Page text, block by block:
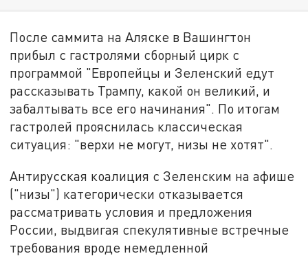
После саммита на Аляске в Вашингтон
прибыл с гастролями сборный цирк с
программой "Европейцы и Зеленский едут
рассказывать Трампу, какой он великий, и
забалтывать все его начинания". По итогам
гастролей прояснилась классическая
ситуация: "верхи не могут, низы не хотят".
Антирусская коалиция с Зеленским на афише
("низы") категорически отказывается
рассматривать условия и предложения
России, выдвигая спекулятивные встречные
требования вроде немедленной